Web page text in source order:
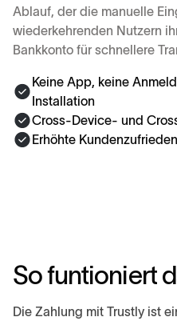
Ablauf, der die manuelle
wiederkehrenden Nutzern
Bankkonto für schnellere
Keine App, keine
Installation
Cross-Device- und
Erhöhte
Sofuntioniert d
Die Zahlung mit Trustly ist